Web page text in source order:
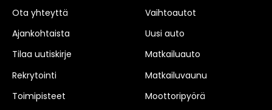
Ota yhteyttä
Ajankohtaista
Tilaa uutiskirje
Rekrytointi
Toimipisteet
Vaihtoautot
Uusi auto
Matkailuauto
Matkailuvaunu
Moottoripyörä